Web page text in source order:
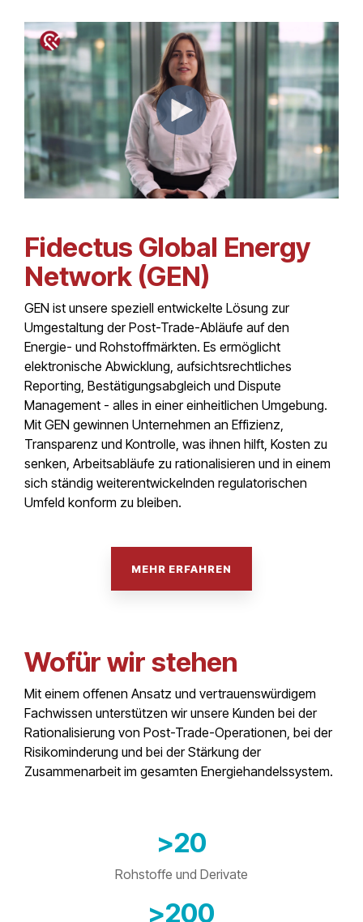
Fidectus Global Energy
Network (GEN)
GEN ist unsere speziell entwickelte Lösung zur
Umgestaltung der Post-Trade-Abläufe auf den
Energie- und Rohstoffmärkten. Es ermöglicht
elektronische Abwicklung, aufsichtsrechtliches
Reporting, Bestätigungsabgleich und Dispute
Management - alles in einer einheitlichen Umgebung.
Mit GEN gewinnen Unternehmen an Effizienz,
Transparenz und Kontrolle, was ihnen hilft, Kosten zu
senken, Arbeitsabläufe zu rationalisieren und in einem
sich ständig weiterentwickelnden regulatorischen
Umfeld konform zu bleiben.
MEHR ERFAHREN
Wofür wir stehen
Mit einem offenen Ansatz und vertrauenswürdigem
Fachwissen unterstützen wir unsere Kunden bei der
Rationalisierung von Post-Trade-Operationen, bei der
Risikominderung und bei der Stärkung der
Zusammenarbeit im gesamten Energiehandelssystem.
>20
Rohstoffe und Derivate
>200